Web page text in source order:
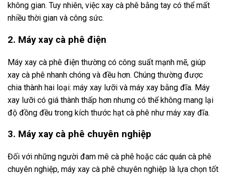
không gian. Tuy nhiên, việc xay cà phê bằng tay có thể mất
nhiều thời gian và công sức.
2. Máy xay cà phê điện
Máy xay cà phê điện thường có công suất mạnh mẽ, giúp
xay cà phê nhanh chóng và đều hơn. Chúng thường được
chia thành hai loại: máy xay lưỡi và máy xay bằng đĩa. Máy
xay lưỡi có giá thành thấp hơn nhưng có thể không mang lại
độ đồng đều trong kích thước hạt cà phê như máy xay đĩa.
3. Máy xay cà phê chuyên nghiệp
Đối với những người đam mê cà phê hoặc các quán cà phê
chuyên nghiệp, máy xay cà phê chuyên nghiệp là lựa chọn tốt